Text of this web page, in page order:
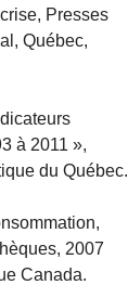
Presses
Québec,
à 2011 »,
du Québec.
2007
Canada.